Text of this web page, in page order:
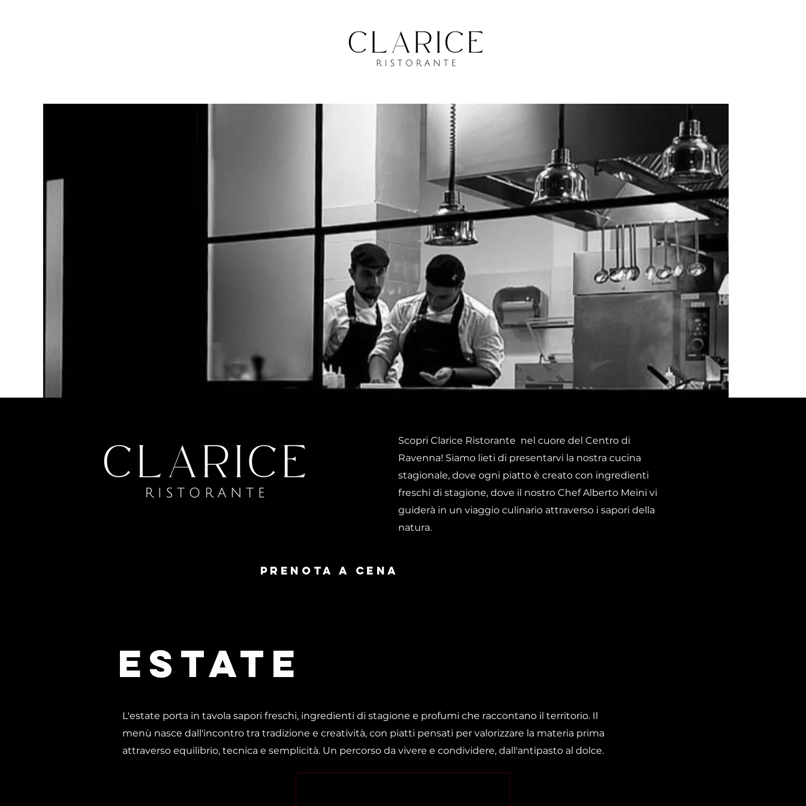
Scopri Clarice Ristorante nel cuore del Centro di
Ravenna! Siamo lieti di presentarvi la nostra cucina
stagionale, dove ogni piatto è creato con ingredienti
freschi di stagione, dove il nostro Chef Alberto Meini vi
guiderà in un viaggio culinario attraverso i sapori della
natura.
PRENOTA A CENA
estate
L'estate porta in tavola sapori freschi, ingredienti di stagione e profumi che raccontano il territorio. Il
menù nasce dall'incontro tra tradizione e creatività, con piatti pensati per valorizzare la materia prima
attraverso equilibrio, tecnica e semplicità. Un percorso da vivere e condividere, dall'antipasto al dolce.